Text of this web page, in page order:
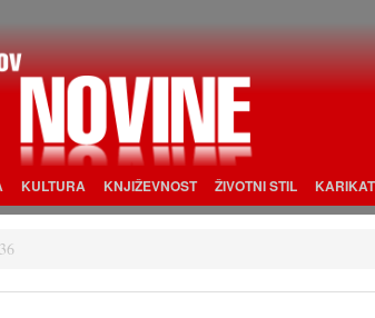
KULTURA KNJIŽEVNOST ŽIVOTNI STIL